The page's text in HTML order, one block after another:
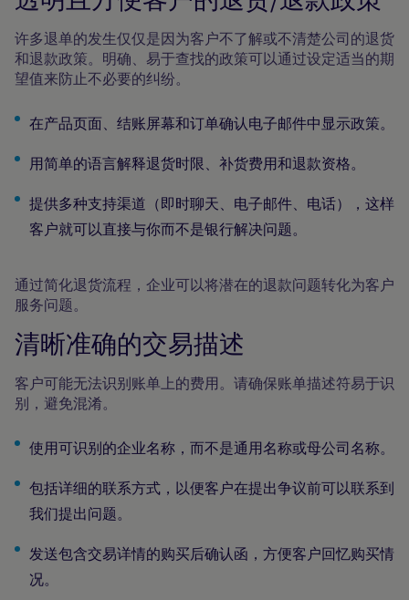
许多退单的发生仅仅是因为客户不了解或不清楚公司的退货
和退款政策。明确、易于查找的政策可以通过设定适当的期
望值来防止不必要的纠纷。
在产品页面、结账屏幕和订单确认电子邮件中显示政策。
用简单的语言解释退货时限、补货费用和退款资格。
提供多种支持渠道（即时聊天、电子邮件、电话），这样
客户就可以直接与你而不是银行解决问题。
通过简化退货流程，企业可以将潜在的退款问题转化为客户
服务问题。
清晰准确的交易描述
客户可能无法识别账单上的费用。请确保账单描述符易于识
别，避免混淆。
使用可识别的企业名称，而不是通用名称或母公司名称。
包括详细的联系方式，以便客户在提出争议前可以联系到
我们提出问题。
发送包含交易详情的购买后确认函，方便客户回忆购买情
况。